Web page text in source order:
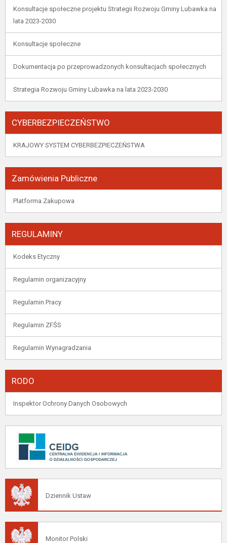
Konsultacje społeczne projektu Strategii Rozwoju Gminy Lubawka na
lata 2023-2030
Konsultacje społeczne
Dokumentacja po przeprowadzonych konsultacjach społecznych
Strategia Rozwoju Gminy Lubawka na lata 2023-2030
CYBERBEZPIECZEŃSTWO
KRAJOWY SYSTEM CYBERBEZPIECZEŃSTWA
Zamówienia Publiczne
Platforma Zakupowa
REGULAMINY
Kodeks Etyczny
Regulamin organizacyjny
Regulamin Pracy
Regulamin ZFŚS
Regulamin Wynagradzania
RODO
Inspektor Ochrony Danych Osobowych
Dziennik Ustaw
Monitor Polski